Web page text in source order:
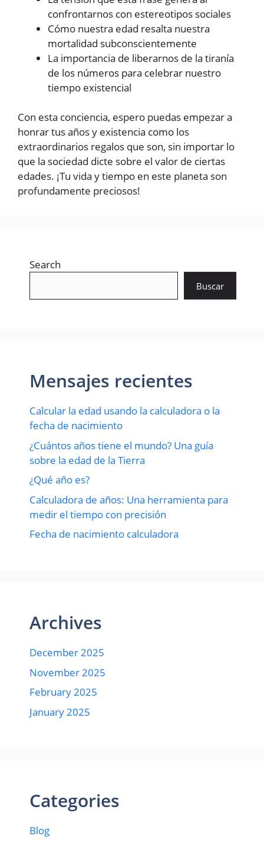
confrontarnos con estereotipos sociales
Cómo nuestra edad resalta nuestra
mortalidad subconscientemente
La importancia de liberarnos de la tiranía
de los números para celebrar nuestro
tiempo existencial
Con esta conciencia, espero puedas empezar a
honrar tus años y existencia como los
extraordinarios regalos que son, sin importar lo
que la sociedad dicte sobre el valor de ciertas
edades. ¡Tu vida y tiempo en este planeta son
profundamente preciosos!
Search
Buscar
Mensajes recientes
Calcular la edad usando la calculadora o la
fecha de nacimiento
¿Cuántos años tiene el mundo? Una guía
sobre la edad de la Tierra
¿Qué año es?
Calculadora de años: Una herramienta para
medir el tiempo con precisión
Fecha de nacimiento calculadora
Archives
December 2025
November 2025
February 2025
January 2025
Categories
Blog